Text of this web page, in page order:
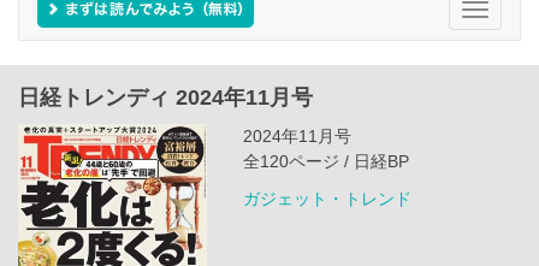
Toggle
日経トレンディ 2024年11月号
2024年11月号
全120ページ / 日経BP
ガジェット・トレンド